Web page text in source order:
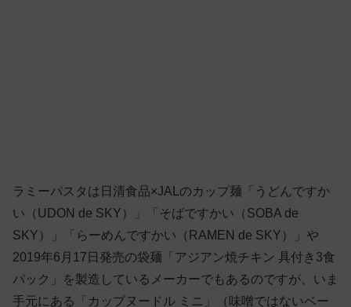
ラミーパスタは日清食品×JALのカップ麺「うどんですか
い（UDON de SKY）」「そばですかい（SOBA de
SKY）」「らーめんですかい（RAMEN de SKY）」や
2019年6月17日発売の袋麺「アジアン焼チキン 具付き3食
パック」を製造しているメーカーでもあるのですが、いま
手元にある「カップヌードル ミニ」（味噌ではないベー